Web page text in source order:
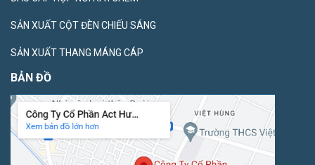
SẢN XUẤT CỘT ĐÈN CHIẾU SÁNG
SẢN XUẤT THANG MÁNG CÁP
BẢN ĐỒ